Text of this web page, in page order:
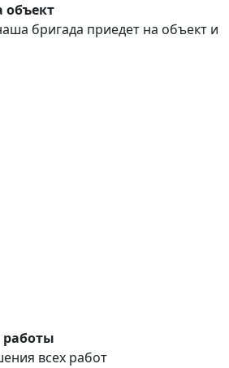
объект
бригада приедет на объект и
работы
всех работ